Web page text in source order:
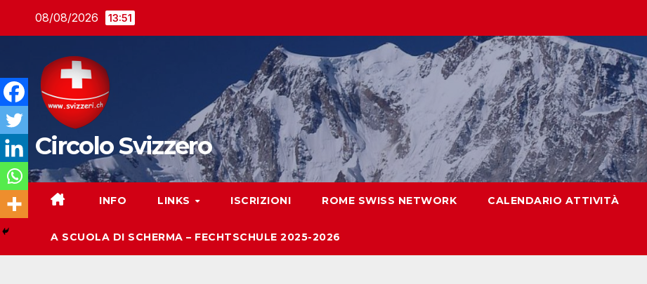
08/08/2026 13:51
Circolo Svizzero
INFO LINKS ISCRIZIONI ROME SWISS NETWORK CALENDARIO ATTIVITÀ
A SCUOLA DI SCHERMA – FECHTSCHULE 2025-2026